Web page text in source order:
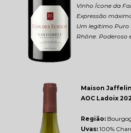
Vinho Ícone da
Expressão
Um legítimo Puro
Rhône. Poderoso
Maison Jaffelin
AOC Ladoix
Região:
Uvas: 100%